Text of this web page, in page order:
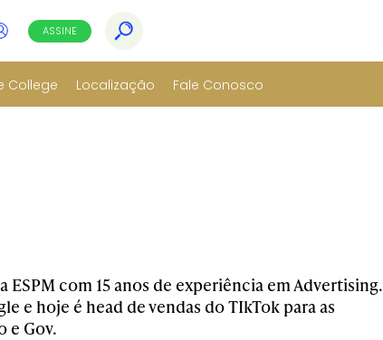
ASSINE
College Localização Fale Conosco
com 15 anos de experiência em Advertising.
e hoje é head de vendas do TIkTok para as
e Gov.